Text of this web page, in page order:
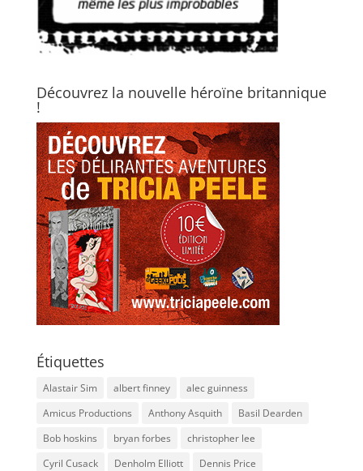
Découvrez la nouvelle héroïne britannique
!
Étiquettes
Alastair Sim albert finney
alec guinness
Amicus Productions
Anthony Asquith
Basil Dearden
Bob hoskins
bryan forbes
christopher lee
Cyril Cusack
Denholm Elliott
Dennis Price